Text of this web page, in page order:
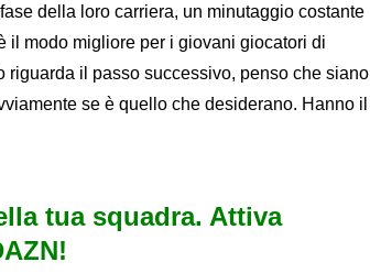
della loro carriera, un minutaggio costante
il modo migliore per i giovani giocatori di
il passo successivo, penso che siano
se è quello che desiderano. Hanno il
tua squadra. Attiva